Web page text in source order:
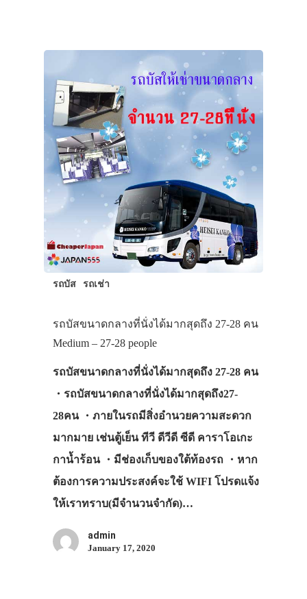
รถบัส รถเช่า
รถบัสขนาดกลางที่นั่งได้มากสุดถึง 27-28 คน
Medium – 27-28 people
รถบัสขนาดกลางที่นั่งได้มากสุดถึง 27-28 คน
・รถบัสขนาดกลางที่นั่งได้มากสุดถึง27-
28คน ・ภายในรถมีสิ่งอำนวยความสะดวก
มากมาย เช่นตู้เย็น ทีวี ดีวีดี ซีดี คาราโอเกะ
กาน้ำร้อน ・มีช่องเก็บของใต้ท้องรถ ・หาก
ต้องการความประสงค์จะใช้ WIFI โปรดแจ้ง
ให้เราทราบ(มีจำนวนจำกัด)…
admin
January 17, 2020
เที่ยวญี่ปุ่นด้ว
เอง
รถบัส
เดินทาง
ทัวร์
ที่พัก